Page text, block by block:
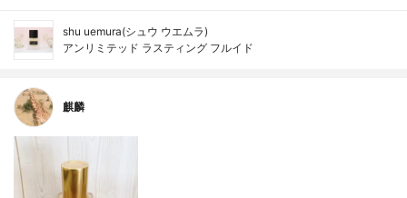
shu uemura(シュウ ウエムラ)
アンリミテッド ラスティング フルイド
麒麟